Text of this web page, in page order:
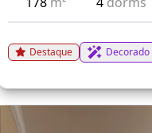
Destaque